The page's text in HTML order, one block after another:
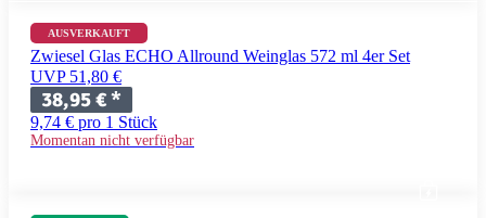
AUSVERKAUFT
Zwiesel Glas ECHO Allround Weinglas 572 ml 4er Set
UVP 51,80 €
38,95 €*
9,74 € pro 1 Stück
Momentan nicht verfügbar